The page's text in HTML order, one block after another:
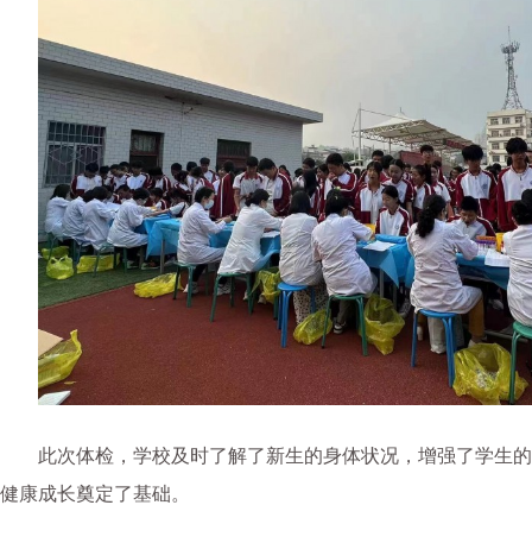
此次体检，学校及时了解了新生的身体状况，增强了学生
健康成长奠定了基础。